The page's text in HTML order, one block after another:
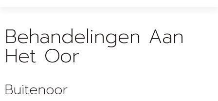
Behandelingen Aan
Het Oor
Buitenoor